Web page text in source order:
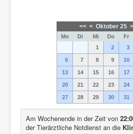
<< < Oktober 25 >
Mo Di Mi Do Fr
1
2 3
6 7 8 9 10
13 14 15 16 17
20 21 22 23 24
27 28 29 30 31
Am Wochenende in der Zeit von
der Tierärztliche Notdienst an die